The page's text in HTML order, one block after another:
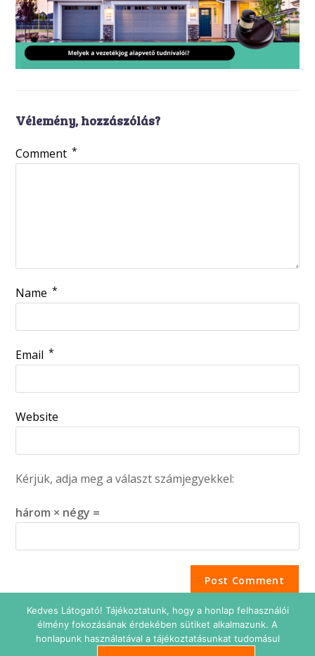
Vélemény, hozzászólás?
Comment *
Name *
Email *
Website
Kérjük, adja meg a választ számjegyekkel:
három × négy =
Kedves Látogató! Tájékoztatunk, hogy a honlap felhasználói
élmény fokozásának érdekében sütiket alkalmazunk. A
honlapunk használatával a tájékoztatásunkat tudomásul